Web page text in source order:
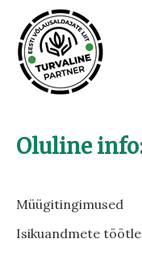
Oluline
Müügitingimused
Isikuandmete